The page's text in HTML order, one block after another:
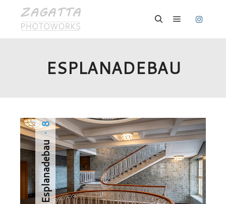
ESPLANADEBAU
Esplanadebau
· 8